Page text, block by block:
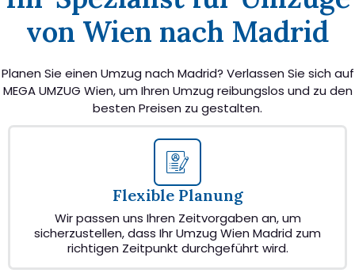
von Wien nach Madrid
Planen Sie einen Umzug nach Madrid? Verlassen Sie sich auf
MEGA UMZUG Wien, um Ihren Umzug reibungslos und zu den
besten Preisen zu gestalten.
Flexible Planung
Wir passen uns Ihren Zeitvorgaben an, um
sicherzustellen, dass Ihr Umzug Wien Madrid zum
richtigen Zeitpunkt durchgeführt wird.